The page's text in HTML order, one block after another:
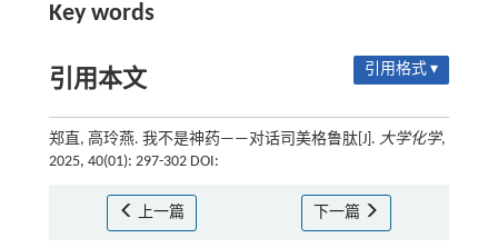
Key words
引用本文 引用格式 ▾
郑直, 高玲燕. 我不是神药——对话司美格鲁肽[J]. 大学化学,
2025, 40(01): 297-302 DOI:
上一篇 下一篇